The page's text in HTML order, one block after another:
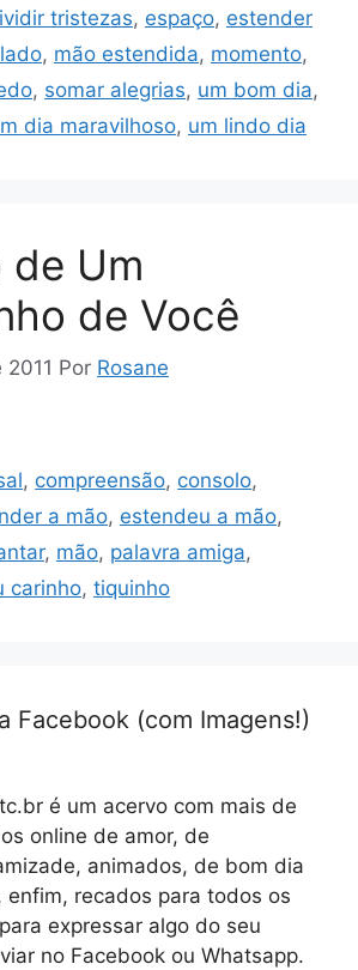
tristezas, espaço, estender
, mão estendida, momento,
, somar alegrias, um bom dia,
dia maravilhoso, um lindo dia
de Um
de Você
Por Rosane
, compreensão, consolo,
a mão, estendeu a mão,
, mão, palavra amiga,
carinho, tiquinho
Facebook (com Imagens!)
é um acervo com mais de
online de amor, de
animados, de bom dia
enfim, recados para todos os
expressar algo do seu
no Facebook ou Whatsapp.